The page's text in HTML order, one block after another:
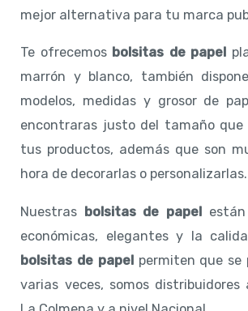
mejor alternativa para tu marca
Te ofrecemos bolsitas de papel
marrón y blanco, también
modelos, medidas y grosor de
encontraras justo del tamaño que
tus productos, además que son
hora de decorarlas o personalizarlas.
Nuestras bolsitas de papel
económicas, elegantes y la
bolsitas de papelpermiten que se
varias veces, somos distribuidores